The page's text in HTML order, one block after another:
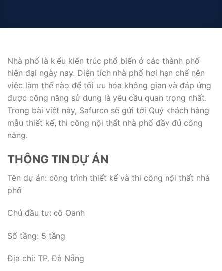
Nhà phố là kiểu kiến trúc phổ biến ở các thành phố
hiện đại ngày nay. Diện tích nhà phố hơi hạn chế nên
việc làm thế nào để tối ưu hóa không gian và đáp ứng
được công năng sử dung là yêu cầu quan trọng nhất.
Trong bài viết này, Safurco sẽ gửi tới Quý khách hàng
mẫu thiết kế, thi công nội thất nhà phố đầy đủ công
năng.
THÔNG TIN DỰ ÁN
Tên dự án: công trình thiết kế và thi công nội thất nhà
phố
Chủ đầu tư: cô Oanh
Số tầng: 5 tầng
Địa chỉ: TP. Đà Nẵng